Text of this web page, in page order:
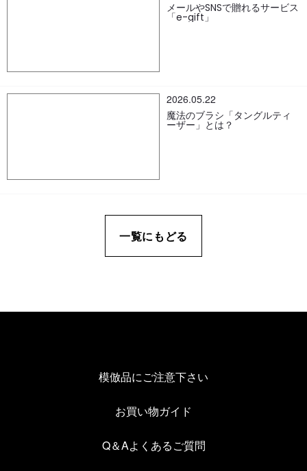
メールやSNSで贈れるサービス
「e-gift」
2026.05.22
魔法のブラシ「タングルティ
ーザー」とは？
一覧にもどる
模倣品にご注意下さい
お買い物ガイド
Q＆Aよくあるご質問